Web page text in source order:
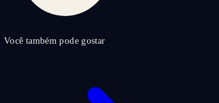
Você também pode gostar